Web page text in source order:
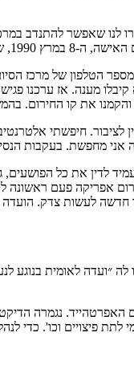
לנו שאפשר להתנדב
״מבצע בת אדם״.
ופרסמנו את מספר הטלפון
הארץ. היה ברור שכל הנשים האלו
את קו החירום.
חיפשתי
מה אני מחפשת. בעקבות
מתוך ההבנה שאי אפשר להעמיד
אפריקה פעם
חדשה לעשות צדק.
לאומית בנוגע
האפרטהייד. נגמרה
פיצויים וכו'. כדי